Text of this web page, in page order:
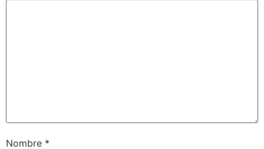
Nombre *